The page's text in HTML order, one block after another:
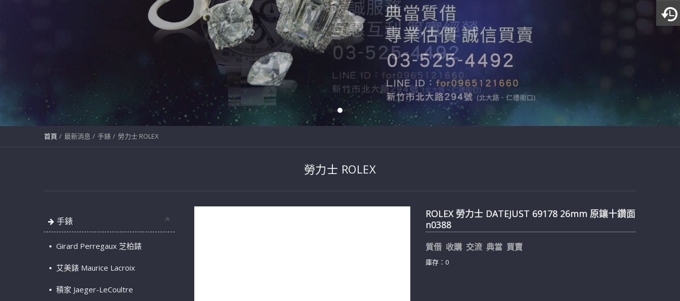
首頁 最新消息 手錶 勞力士 ROLEX
勞力士 ROLEX
手錶
Girard Perregaux 芝柏錶
艾美錶 Maurice Lacroix
積家 Jaeger-LeCoultre
ROLEX 勞力士 DATEJUST 69178 26mm 原鑲十鑽面
n0388
質借 收購 交流 典當 買賣
庫存：0